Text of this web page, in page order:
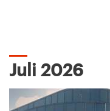
Juli 2026